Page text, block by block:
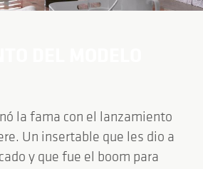
la fama con el lanzamiento
Un insertable que les dio a
y que fue el boom para